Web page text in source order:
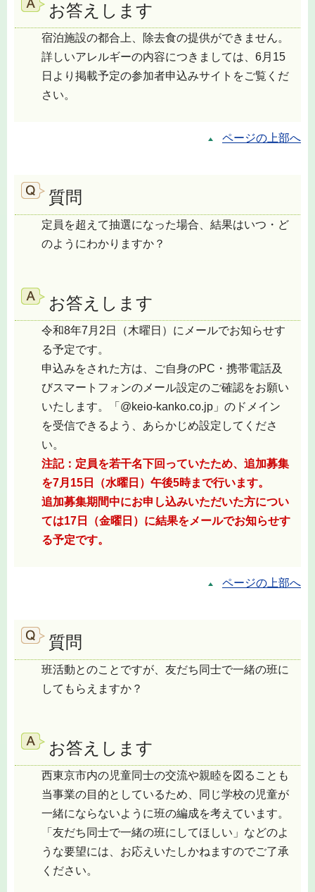
お答えします
宿泊施設の都合上、除去食の提供ができません。
詳しいアレルギーの内容につきましては、6月15
日より掲載予定の参加者申込みサイトをご覧くだ
さい。
ページの上部へ
質問
定員を超えて抽選になった場合、結果はいつ・ど
のようにわかりますか？
お答えします
令和8年7月2日（木曜日）にメールでお知らせす
る予定です。
申込みをされた方は、ご自身のPC・携帯電話及
びスマートフォンのメール設定のご確認をお願い
いたします。「@keio-kanko.co.jp」のドメイン
を受信できるよう、あらかじめ設定してくださ
い。
注記：定員を若干名下回っていたため、追加募集
を7月15日（水曜日）午後5時まで行います。
追加募集期間中にお申し込みいただいた方につい
ては17日（金曜日）に結果をメールでお知らせす
る予定です。
ページの上部へ
質問
班活動とのことですが、友だち同士で一緒の班に
してもらえますか？
お答えします
西東京市内の児童同士の交流や親睦を図ることも
当事業の目的としているため、同じ学校の児童が
一緒にならないように班の編成を考えています。
「友だち同士で一緒の班にしてほしい」などのよ
うな要望には、お応えいたしかねますのでご了承
ください。